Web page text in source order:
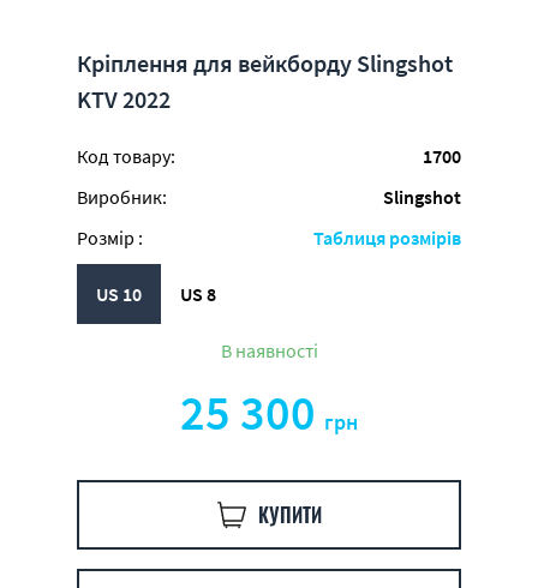
Кріплення для вейкборду Slingshot
KTV 2022
Код товару:
1700
Виробник:
Slingshot
Розмір :
Таблиця розмірів
US 10 US 8
В наявності
25 300 грн
КУПИТИ